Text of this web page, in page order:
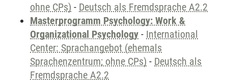
ohne CPs) - Deutsch als Fremdsprache A2.2
Masterprogramm Psychology: Work &
Organizational Psychology - International
Center: Sprachangebot (ehemals
Sprachenzentrum; ohne CPs) - Deutsch als
Fremdsprache A2.2